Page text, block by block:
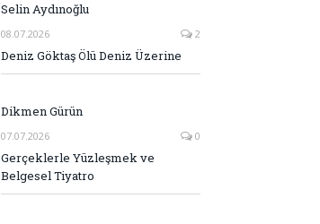
Selin Aydınoğlu
08.07.2026 2
Deniz Göktaş Ölü Deniz Üzerine
Dikmen Gürün
07.07.2026 0
Gerçeklerle Yüzleşmek ve
Belgesel Tiyatro